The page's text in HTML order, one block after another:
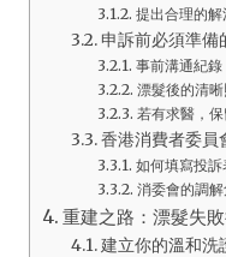
提出合理的解
申訴前必須準備
事前溝通紀錄
漂髮後的清
若有求醫，
香港消費者委員
如何填寫投訴
消委會的調
重建之路：漂髮失
建立你的溫和洗